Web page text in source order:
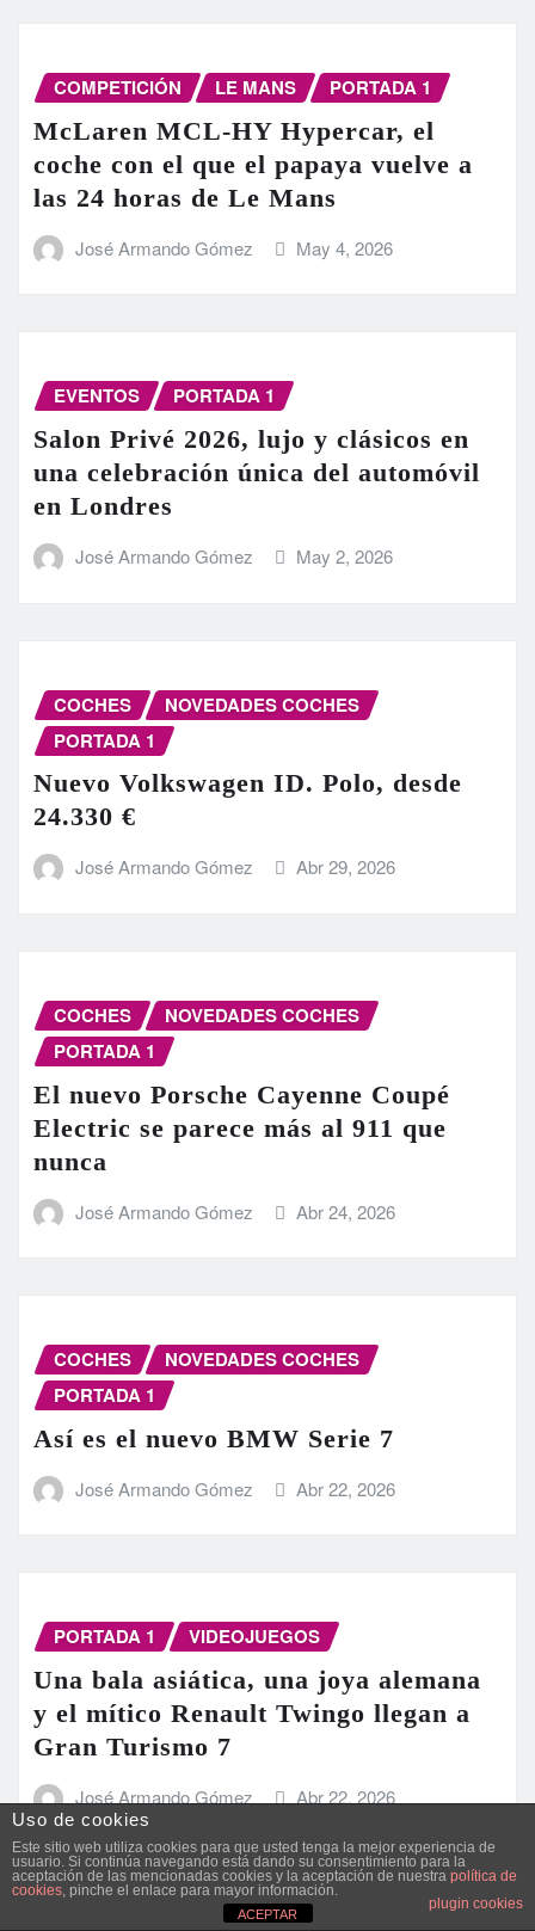
COMPETICIÓN LE MANS PORTADA 1
McLaren MCL-HY Hypercar, el
coche con el que el papaya vuelve a
las 24 horas de Le Mans
José Armando Gómez May 4, 2026
EVENTOS PORTADA 1
Salon Privé 2026, lujo y clásicos en
una celebración única del automóvil
en Londres
José Armando Gómez May 2, 2026
COCHES
NOVEDADES COCHES
PORTADA 1
Nuevo Volkswagen ID. Polo, desde
24.330 €
José Armando Gómez Abr 29, 2026
COCHES
NOVEDADES COCHES
PORTADA 1
El nuevo Porsche Cayenne Coupé
Electric se parece más al 911 que
nunca
José Armando Gómez Abr 24, 2026
COCHES
NOVEDADES COCHES
PORTADA 1
Así es el nuevo BMW Serie 7
José Armando Gómez Abr 22, 2026
PORTADA 1 VIDEOJUEGOS
Una bala asiática, una joya alemana
y el mítico Renault Twingo llegan a
Gran Turismo 7
José Armando Gómez Abr 22, 2026
Uso de cookies
Este sitio web utiliza cookies para que usted tenga la mejor experiencia de
usuario. Si continúa navegando está dando su consentimiento para la
aceptación de las mencionadas cookies y la aceptación de nuestra política de
cookies, pinche el enlace para mayor información.
plugin cookies
ACEPTAR